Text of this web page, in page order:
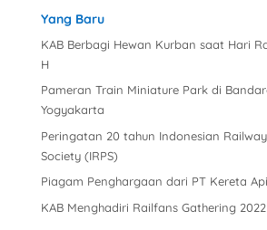
Yang Baru
KAB Berbagi Hewan Kurban saat Hari
H
Pameran Train Miniature Park di
Yogyakarta
Peringatan 20 tahun Indonesian
Society (IRPS)
Piagam Penghargaan dari PT Kereta
KAB Menghadiri Railfans Gathering